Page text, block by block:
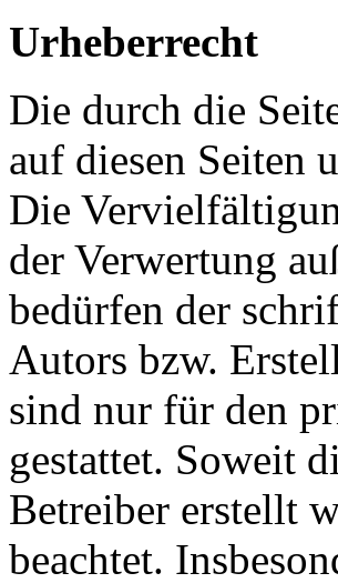
Urheberrecht
Die durch die
auf diesen Seiten
Die
der Verwertung
bedürfen der
Autors bzw.
sind nur für den
gestattet. Soweit
Betreiber erstellt
beachtet.